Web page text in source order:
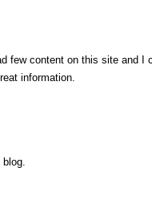
few content on this site and I
information.